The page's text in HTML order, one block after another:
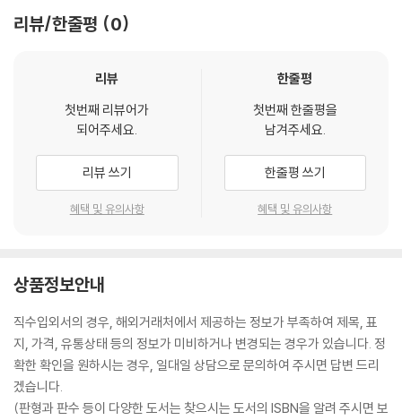
리뷰/한줄평 0
리뷰
첫번째 리뷰어가
되어주세요.
리뷰 쓰기
혜택 및 유의사항
한줄평
첫번째 한줄평을
남겨주세요.
한줄평 쓰기
혜택 및 유의사항
상품정보안내
직수입외서의 경우, 해외거래처에서 제공하는 정보가 부족하여 제목, 표
지, 가격, 유통상태 등의 정보가 미비하거나 변경되는 경우가 있습니다. 정
확한 확인을 원하시는 경우, 일대일 상담으로 문의하여 주시면 답변 드리
겠습니다.
(판형과 판수 등이 다양한 도서는 찾으시는 도서의 ISBN을 알려 주시면 보